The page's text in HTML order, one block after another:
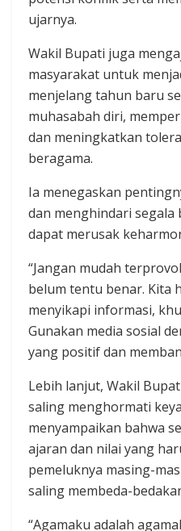
ujarnya.
Wakil Bupati juga
masyarakat untuk
menjelang tahun baru
muhasabah diri,
dan meningkatkan
beragama.
Ia menegaskan
dan menghindari
dapat merusak
“Jangan mudah
belum tentu benar. Kita
menyikapi informasi,
Gunakan media sosial
yang positif dan
Lebih lanjut, Wakil
saling menghormati
menyampaikan bahwa
ajaran dan nilai yang
pemeluknya masing-
saling membeda-
“Agamaku adalah